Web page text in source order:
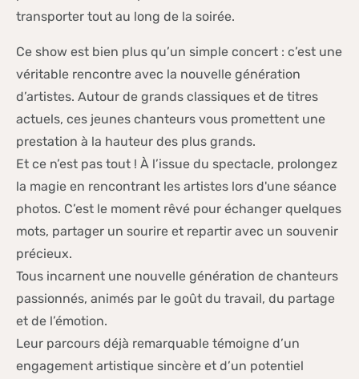
transporter tout au long de la soirée.
Ce show est bien plus qu’un simple concert : c’est une
véritable rencontre avec la nouvelle génération
d’artistes. Autour de grands classiques et de titres
actuels, ces jeunes chanteurs vous promettent une
prestation à la hauteur des plus grands.
Et ce n’est pas tout ! À l’issue du spectacle, prolongez
la magie en rencontrant les artistes lors d'une séance
photos. C’est le moment rêvé pour échanger quelques
mots, partager un sourire et repartir avec un souvenir
précieux.
Tous incarnent une nouvelle génération de chanteurs
passionnés, animés par le goût du travail, du partage
et de l’émotion.
Leur parcours déjà remarquable témoigne d’un
engagement artistique sincère et d’un potentiel